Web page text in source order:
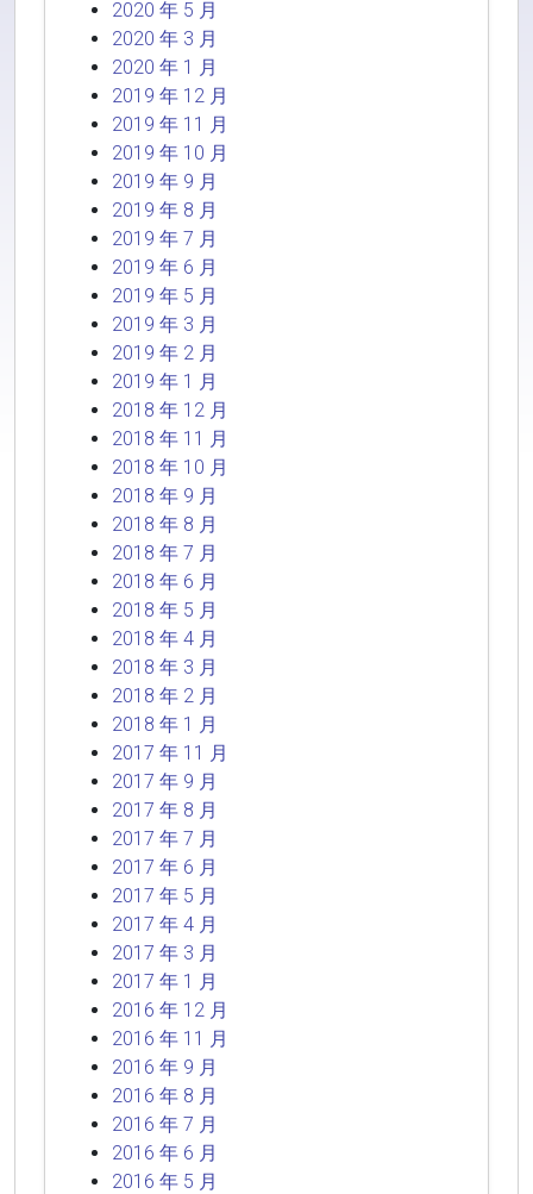
2020 年 5 月
2020 年 3 月
2020 年 1 月
2019 年 12 月
2019 年 11 月
2019 年 10 月
2019 年 9 月
2019 年 8 月
2019 年 7 月
2019 年 6 月
2019 年 5 月
2019 年 3 月
2019 年 2 月
2019 年 1 月
2018 年 12 月
2018 年 11 月
2018 年 10 月
2018 年 9 月
2018 年 8 月
2018 年 7 月
2018 年 6 月
2018 年 5 月
2018 年 4 月
2018 年 3 月
2018 年 2 月
2018 年 1 月
2017 年 11 月
2017 年 9 月
2017 年 8 月
2017 年 7 月
2017 年 6 月
2017 年 5 月
2017 年 4 月
2017 年 3 月
2017 年 1 月
2016 年 12 月
2016 年 11 月
2016 年 9 月
2016 年 8 月
2016 年 7 月
2016 年 6 月
2016 年 5 月